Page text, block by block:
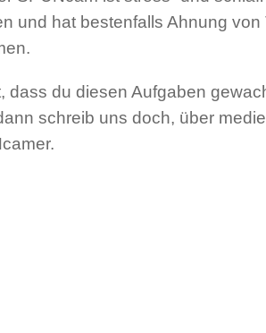
und hat bestenfalls Ahnung von
dass du diesen Aufgaben
schreib uns doch, über